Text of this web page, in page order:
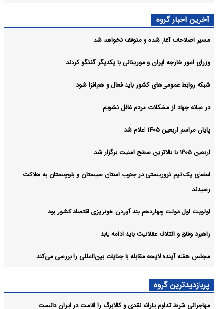
آخرین اخبار گروه
مسیر اصلاحات آغاز شده و متوقف نخواهد شد
وزرای امور خارجه ایران و موریتانی با یکدیگر گفتگو کردند
شبکه روابط عمومی‌های کشور باید فعال و هم‌افزا شود
در میانه جهاد از مشکلات مردم غافل نشویم
پایان مراسم اربعین ۱۴۰۵ اعلام شد
اربعین ۱۴۰۵ با بالاترین سطح امنیت برگزار شد
اعضای یک تیم تروریستی در جنوب استان سیستان و بلوچستان به هلاکت
رسیدند
اولویت اول دولت چهاردهم بند آوردن خونریزی اقتصاد کشور بود
راهبرد وفاق و ائتلاف عقلانیت باید ادامه یابد
مجلس هفته آینده لایحه مقابله با جنایات بین‌المللی را بررسی می‌کند
پربازدیدترین گروه
مهاجرانی شرط تداوم یارانه نقدی و کالابرگ را اقامت در ایران دانست